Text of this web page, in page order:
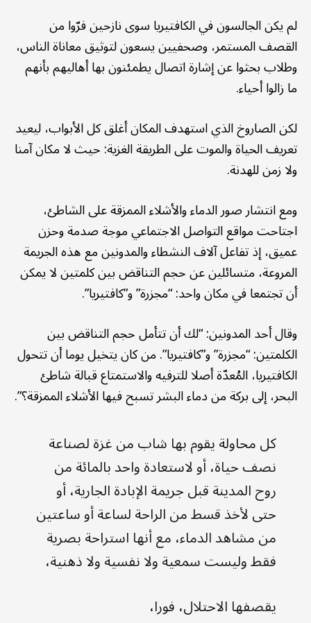
لم يكن الجالسون في الكافتيريا سوى نازحين فرّوا من
القصف المستمر، وصحفيين يسعون لتوثيق معاناة الناس،
وطلاب بحثوا عن إشارة اتصال يطمئنون بها أهاليهم بأنهم
ما زالوا أحياء.
لكن الصاروخ الذي استهدف المكان أغلق كل الأبواب، ليعيد
تعريف الحياة والموت على الطريقة الغزية: حيث لا مكان آمنا
ولا زمن للهدنة.
ومع انتشار صور الدماء والأشلاء الممزقة على الشاطئ،
اجتاحت مواقع التواصل الاجتماعي موجة صدمة وحزن
عميق، إذ تفاعل آلاف النشطاء والمدونين مع هذه الجريمة
المروعة، متسائلين عن حجم التناقض بين كلمتين لا يمكن
أن تجتمعا في مكان واحد: “مجزرة” و”كافتيريا”.
وقال أحد المدونين: “لك أن تتأمل حجم التناقض بين
الكلمتين: “مجزرة” و”كافتيريا”. من كان يتخيل يوما أن تتحول
الكافتيريا، المُعدّة أصلا للترفيه والاستمتاع قبالة شاطئ
البحر، إلى بركة من دماء البشر تسبح فيها الأشلاء الممزقة؟”.
كل محاولة يقوم بها شاب من غزة لصناعة
نصف حياة، أو لاستعادة واحد بالمائة من
روح المدينة قبل جريمة الإبادة الجارية، أو
حتى لأخذ قسط من الراحة لساعة أو ساعتين
من مشاهد الدماء، مع أنها استراحة بصرية
فقط وليست سمعية ولا نفسية ولا ذهنية،
يقصفها الاحتلال، فورا،